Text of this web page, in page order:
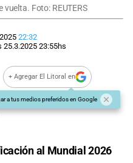
Foto: REUTERS
22:32
25.3.2025 23:55hs
+ Agregar El Litoral en
a tus medios preferidos en Google
al Mundial 2026